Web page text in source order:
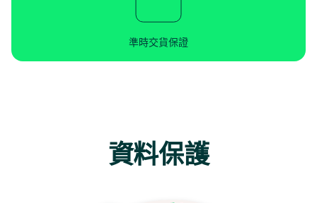
準時交貨保證
資料保護